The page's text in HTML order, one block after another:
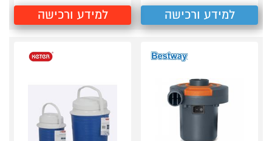
למידע ורכישה למידע ורכישה